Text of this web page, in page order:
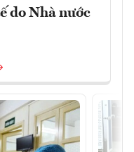
do Nhà nước